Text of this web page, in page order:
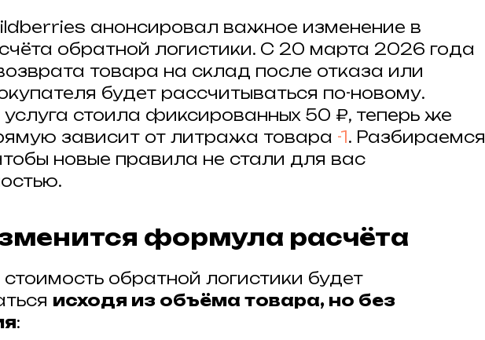
анонсировал важное изменение в
обратной логистики. С 20 марта 2026 года
товара на склад после отказа или
будет рассчитываться по-новому.
стоила фиксированных 50 ₽, теперь же
зависит от литража товара -1. Разбираемся
новые правила не стали для вас
формула расчёта
обратной логистики будет
исходя из объёма товара, но без
: